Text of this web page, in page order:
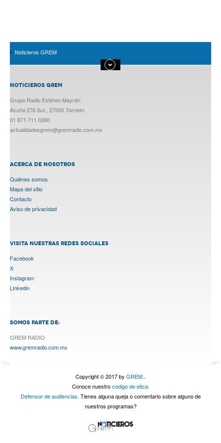
Noticieros GREM
NOTICIEROS GREM
Grupo Radio Estéreo Mayrán
Acuña 276 Sur., 27000 Torreón
01 871 711 0260
actualidadesgrem@gremradio.com.mx
ACERCA DE NOSOTROS
Quiénes somos
Mapa del sitio
Contacto
Aviso de privacidad
VISITA NUESTRAS REDES SOCIALES
Facebook
X
Instagram
Linkedin
SOMOS PARTE DE:
GREM RADIO
www.gremradio.com.mx
Copyright © 2017 by GREM..
Conoce nuestrocodigo de etica.
Defensor de audiencias. Tienes alguna queja o comentario sobre alguno de
nuestros programas?